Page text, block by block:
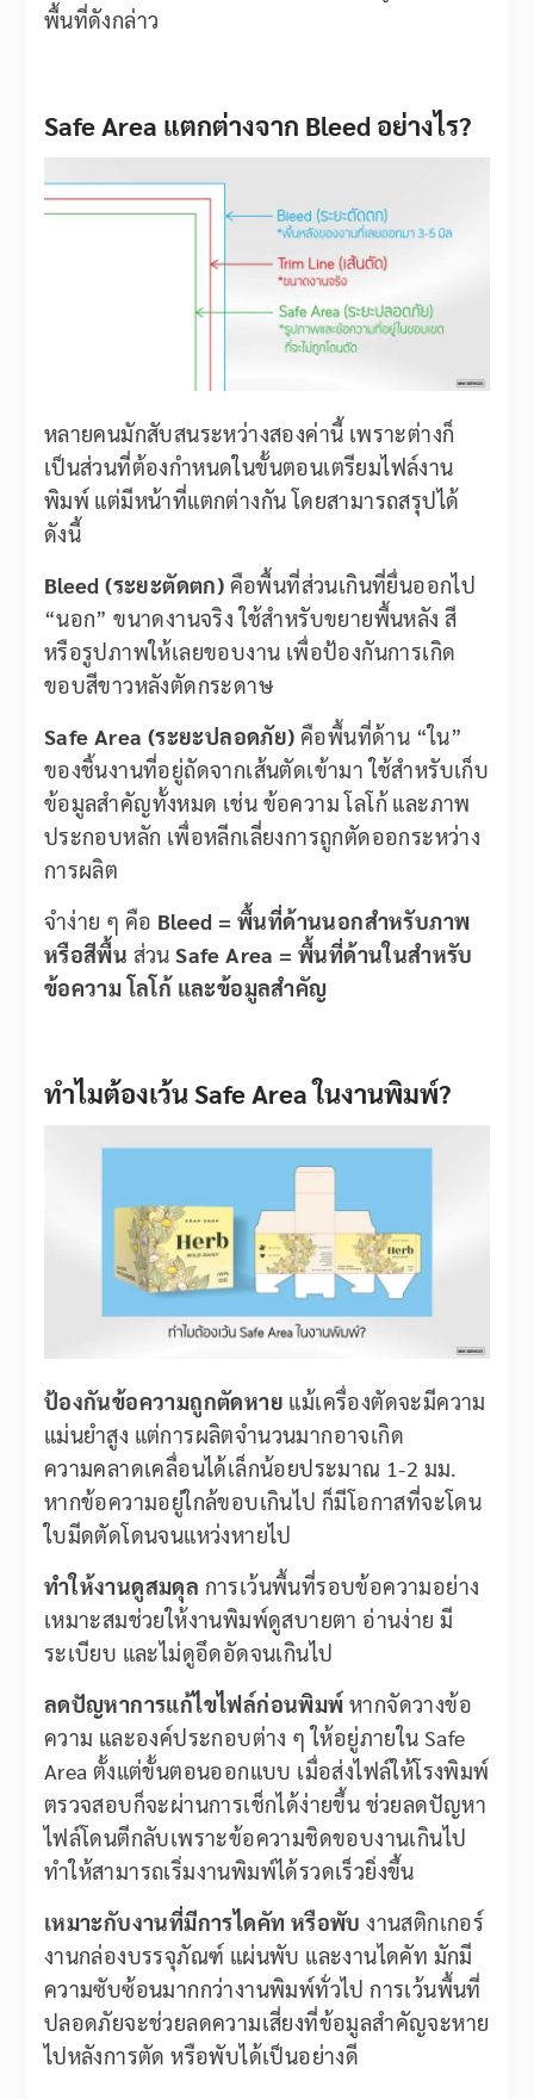
พื้นที่ดังกล่าว
Safe Area แตกต่างจาก Bleed อย่างไร?
หลายคนมักสับสนระหว่างสองค่านี้ เพราะต่างก็
เป็นส่วนที่ต้องกำหนดในขั้นตอนเตรียมไฟล์งาน
พิมพ์ แต่มีหน้าที่แตกต่างกัน โดยสามารถสรุปได้
ดังนี้
Bleed (ระยะตัดตก) คือพื้นที่ส่วนเกินที่ยื่นออกไป
“นอก” ขนาดงานจริง ใช้สำหรับขยายพื้นหลัง สี
หรือรูปภาพให้เลยขอบงาน เพื่อป้องกันการเกิด
ขอบสีขาวหลังตัดกระดาษ
Safe Area (ระยะปลอดภัย) คือพื้นที่ด้าน “ใน”
ของชิ้นงานที่อยู่ถัดจากเส้นตัดเข้ามา ใช้สำหรับเก็บ
ข้อมูลสำคัญทั้งหมด เช่น ข้อความ โลโก้ และภาพ
ประกอบหลัก เพื่อหลีกเลี่ยงการถูกตัดออกระหว่าง
การผลิต
จำง่าย ๆ คือ Bleed = พื้นที่ด้านนอกสำหรับภาพ
หรือสีพื้น ส่วนSafe Area = พื้นที่ด้านในสำหรับ
ข้อความ โลโก้ และข้อมูลสำคัญ
ทำไมต้องเว้น Safe Area ในงานพิมพ์?
ป้องกันข้อความถูกตัดหาย แม้เครื่องตัดจะมีความ
แม่นยำสูง แต่การผลิตจำนวนมากอาจเกิด
ความคลาดเคลื่อนได้เล็กน้อยประมาณ 1-2 มม.
หากข้อความอยู่ใกล้ขอบเกินไป ก็มีโอกาสที่จะโดน
ใบมีดตัดโดนจนแหว่งหายไป
ทำให้งานดูสมดุล การเว้นพื้นที่รอบข้อความอย่าง
เหมาะสมช่วยให้งานพิมพ์ดูสบายตา อ่านง่าย มี
ระเบียบ และไม่ดูอึดอัดจนเกินไป
ลดปัญหาการแก้ไขไฟล์ก่อนพิมพ์ หากจัดวางข้อ
ความ และองค์ประกอบต่าง ๆ ให้อยู่ภายใน Safe
Area ตั้งแต่ขั้นตอนออกแบบ เมื่อส่งไฟล์ให้โรงพิมพ์
ตรวจสอบก็จะผ่านการเช็กได้ง่ายขึ้น ช่วยลดปัญหา
ไฟล์โดนตีกลับเพราะข้อความชิดขอบงานเกินไป
ทำให้สามารถเริ่มงานพิมพ์ได้รวดเร็วยิ่งขึ้น
เหมาะกับงานที่มีการไดคัท หรือพับ งานสติกเกอร์
งานกล่องบรรจุภัณฑ์ แผ่นพับ และงานไดคัท มักมี
ความซับซ้อนมากกว่างานพิมพ์ทั่วไป การเว้นพื้นที่
ปลอดภัยจะช่วยลดความเสี่ยงที่ข้อมูลสำคัญจะหาย
ไปหลังการตัด หรือพับได้เป็นอย่างดี